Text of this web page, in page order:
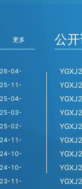
更多
04-
11-
04-
03-
02-
11-
10-
10-
11-
公